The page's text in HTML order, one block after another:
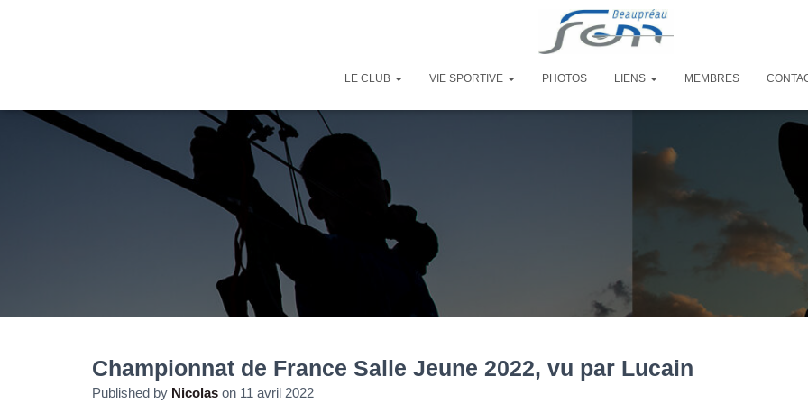
LE CLUB VIE SPORTIVE PHOTOS LIENS MEMBRES
Championnat de France Salle Jeune 2022, vu par Lucain
Published by Nicolas on 11 avril 2022